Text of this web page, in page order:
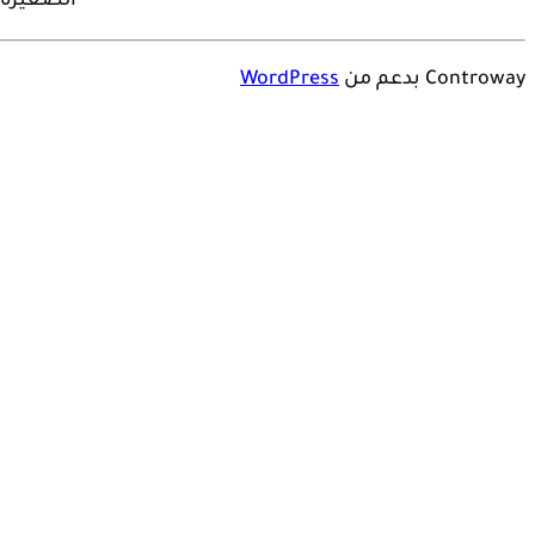
Controway بدعم من WordPress